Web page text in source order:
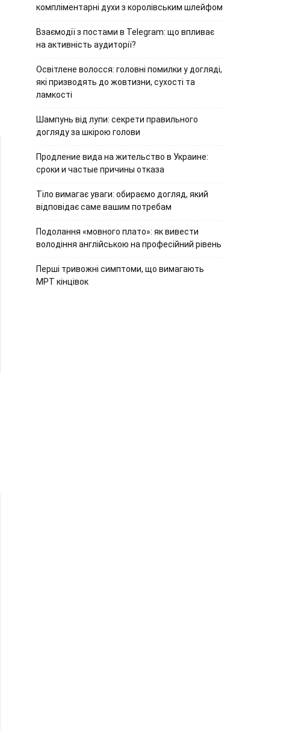
компліментарні духи з королівським шлейфом
Взаємодії з постами в Telegram: що впливає
на активність аудиторії?
Освітлене волосся: головні помилки у догляді,
які призводять до жовтизни, сухості та
ламкості
Шампунь від лупи: секрети правильного
догляду за шкірою голови
Продление вида на жительство в Украине:
сроки и частые причины отказа
Тіло вимагає уваги: обираємо догляд, який
відповідає саме вашим потребам
Подолання «мовного плато»: як вивести
володіння англійською на професійний рівень
Перші тривожні симптоми, що вимагають
МРТ кінцівок